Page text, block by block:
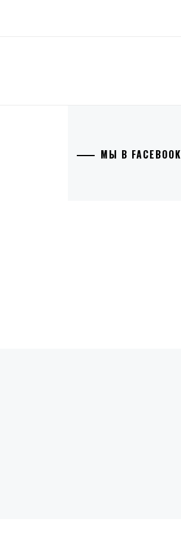
МЫ В FACEBOOK